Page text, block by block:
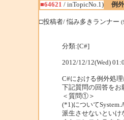
■64621 / inTopicNo.1)
例
□投稿者/ 悩み多きランナー
分類:[C#]
2012/12/12(Wed)
C#における例外処
下記質問の回答をお
＜質問①＞
(*1)について
派生させないといけ